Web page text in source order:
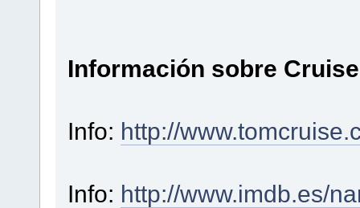
Información sobre
Info: http://
Info: http://www.imdb.es/